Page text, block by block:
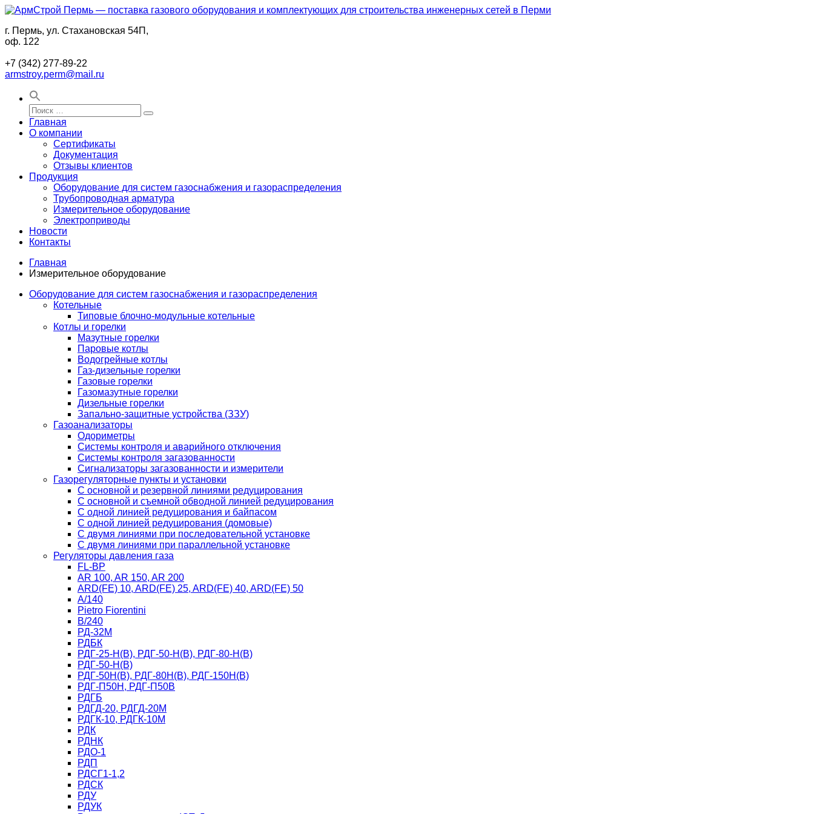
Перейти
содержимому
АрмСтрой
—
поставка
оборудования
комплектующих
для
строительства
инженерных
Перми
Поставки
газового
оборудования
комплектующих
строительства
Перми
г. Пермь, ул. Стахановская 54П,
оф. 122
+7 (342) 277-89-22
armstroy.perm@mail.ru
Искать:
Поиск
Главная
О компании
Сертификаты
Документация
Отзывы клиентов
Продукция
Оборудование для систем газоснабжения и газораспределения
Трубопроводная арматура
Измерительное оборудование
Электроприводы
Новости
Контакты
Главная
Измерительное оборудование
Оборудование для систем газоснабжения и газораспределения
Котельные
Типовые блочно-модульные котельные
Котлы и горелки
Мазутные горелки
Паровые котлы
Водогрейные котлы
Газ-дизельные горелки
Газовые горелки
Газомазутные горелки
Дизельные горелки
Запально-защитные устройства (ЗЗУ)
Газоанализаторы
Одориметры
Системы контроля и аварийного отключения
Системы контроля загазованности
Сигнализаторы загазованности и измерители
Газорегуляторные пункты и установки
С основной и резервной линиями редуцирования
С основной и съемной обводной линией редуцирования
С одной линией редуцирования и байпасом
С одной линией редуцирования (домовые)
С двумя линиями при последовательной установке
C двумя линиями при параллельной установке
Регуляторы давления газа
FL-BP
AR 100, AR 150, AR 200
ARD(FE) 10, ARD(FE) 25, ARD(FE) 40, ARD(FE) 50
A/140
Рietro Fiorentini
B/240
РД-32М
РДБК
РДГ-25-Н(В), РДГ-50-Н(В), РДГ-80-Н(В)
РДГ-50-Н(В)
РДГ-50Н(В), РДГ-80Н(В), РДГ-150Н(В)
РДГ-П50Н, РДГ-П50В
РДГБ
РДГД-20, РДГД-20М
РДГК-10, РДГК-10М
РДК
РДНК
РДО-1
РДП
РДСГ1-1,2
РДСК
РДУ
РДУК